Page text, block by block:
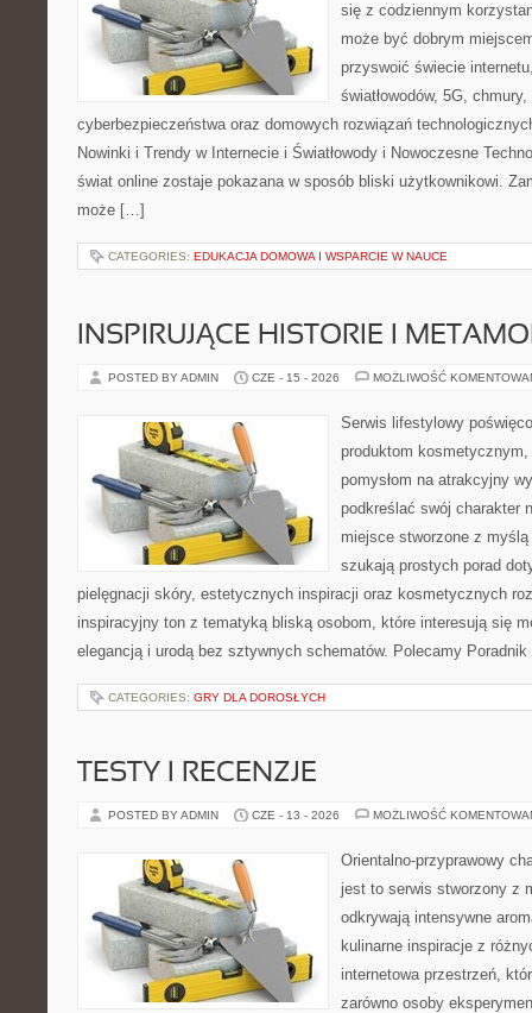
się z codziennym
może być dobrym
przyswoić świecie
światłowodów, 5G,
cyberbezpieczeństwa oraz domowych rozwiązań
Nowinki i Trendy w Internecie i Światłowody i Nowoczesne
świat online zostaje pokazana w sposób bliski użytkownikowi.
może […]
CATEGORIES: EDUKACJA DOMOWA I WSPARCIE W NAUCE
INSPIRUJĄCE HISTORIE I
POSTED BY ADMIN CZE - 15 - 2026 MOŻLIWOŚĆ
Serwis lifestylowy
produktom
pomysłom na atrakcyjny
podkreślać swój charakter
miejsce stworzone z
szukają prostych porad
pielęgnacji skóry, estetycznych inspiracji oraz kosmetycznych
inspiracyjny ton z tematyką bliską osobom, które interesują się
elegancją i urodą bez sztywnych schematów. Polecamy
CATEGORIES: GRY DLA DOROSŁYCH
TESTY I RECENZJE
POSTED BY ADMIN CZE - 13 - 2026 MOŻLIWOŚĆ
Orientalno-przyprawowy
jest to serwis stworzony z
odkrywają intensywne
kulinarne inspiracje z
internetowa przestrzeń,
zarówno osoby